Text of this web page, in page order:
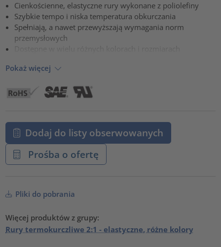
Cienkościenne, elastyczne rury wykonane z poliolefiny
Szybkie tempo i niska temperatura obkurczania
Spełniają, a nawet przewyższają wymagania norm
przemysłowych
Pokaż więcej
Dodaj do listy obserwowanych
Prośba o ofertę
Pliki do pobrania
Więcej produktów z grupy:
Rury termokurczliwe 2:1 - elastyczne, różne kolory